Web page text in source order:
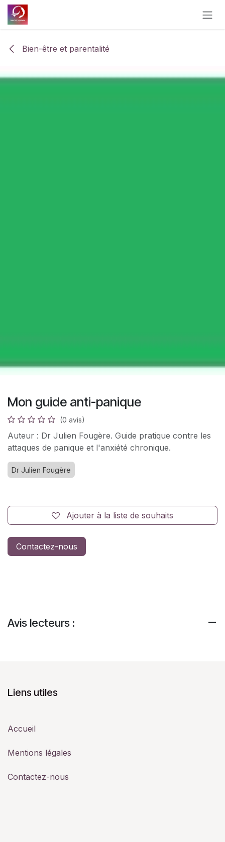
Se rendre au contenu
Bien-être et parentalité
Mon guide anti-panique
(0 avis)
Auteur : Dr Julien Fougère. Guide pratique contre les
attaques de panique et l'anxiété chronique.
Dr Julien Fougère
Ajouter à la liste de souhaits
Contactez-nous
Avis lecteurs :
Liens utiles
Accueil
Mentions légales
Contactez-nous